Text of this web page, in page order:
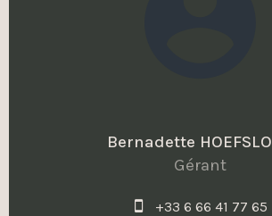
Bernadette
Gérant
+33 6 66 41 77 65